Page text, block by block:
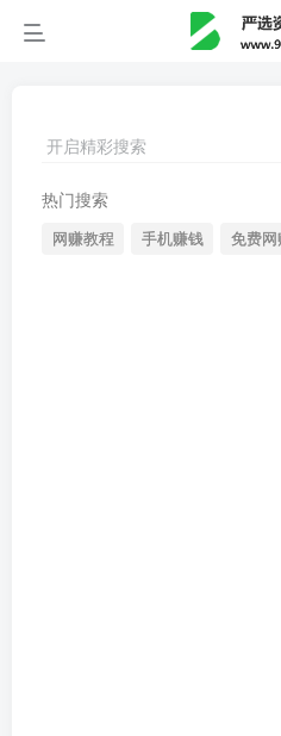
开启精彩搜索
热门搜索
网赚教程 手机赚钱 免费网